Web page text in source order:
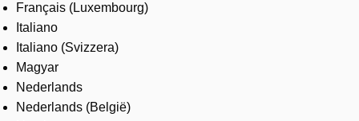
Français (Luxembourg)
Italiano
Italiano (Svizzera)
Magyar
Nederlands
Nederlands (België)